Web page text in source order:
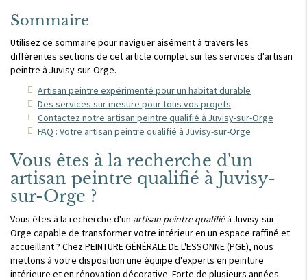
Sommaire
Utilisez ce sommaire pour naviguer aisément à travers les
différentes sections de cet article complet sur les services d'artisan
peintre à Juvisy-sur-Orge.
Artisan peintre expérimenté pour un habitat durable
Des services sur mesure pour tous vos projets
Contactez notre artisan peintre qualifié à Juvisy-sur-Orge
FAQ : Votre artisan peintre qualifié à Juvisy-sur-Orge
Vous êtes à la recherche d'un
artisan peintre qualifié à Juvisy-
sur-Orge ?
Vous êtes à la recherche d'un artisan peintre qualifiéà Juvisy-sur-
Orge capable de transformer votre intérieur en un espace raffiné et
accueillant ? Chez PEINTURE GÉNÉRALE DE L'ESSONNE (PGE), nous
mettons à votre disposition une équipe d'experts en peinture
intérieure et en rénovation décorative. Forte de plusieurs années